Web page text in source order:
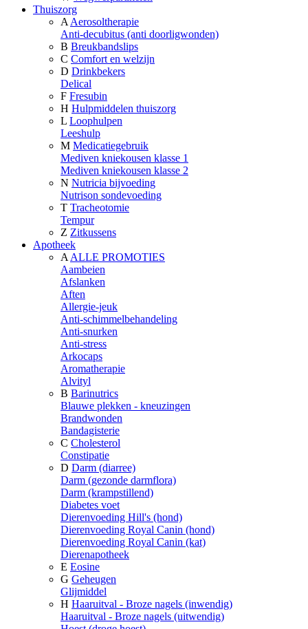
Thuiszorg
A Aerosoltherapie
Anti-decubitus (anti doorligwonden)
B Breukbandslips
C Comfort en welzijn
D Drinkbekers
Delical
F Fresubin
H Hulpmiddelen thuiszorg
L Loophulpen
Leeshulp
M Medicatiegebruik
Mediven kniekousen klasse 1
Mediven kniekousen klasse 2
N Nutricia bijvoeding
Nutrison sondevoeding
T Tracheotomie
Tempur
Z Zitkussens
Apotheek
A ALLE PROMOTIES
Aambeien
Afslanken
Aften
Allergie-jeuk
Anti-schimmelbehandeling
Anti-snurken
Anti-stress
Arkocaps
Aromatherapie
Alvityl
B Barinutrics
Blauwe plekken - kneuzingen
Brandwonden
Bandagisterie
C Cholesterol
Constipatie
D Darm (diarree)
Darm (gezonde darmflora)
Darm (krampstillend)
Diabetes voet
Dierenvoeding Hill's (hond)
Dierenvoeding Royal Canin (hond)
Dierenvoeding Royal Canin (kat)
Dierenapotheek
E Eosine
G Geheugen
Glijmiddel
H Haaruitval - Broze nagels (inwendig)
Haaruitval - Broze nagels (uitwendig)